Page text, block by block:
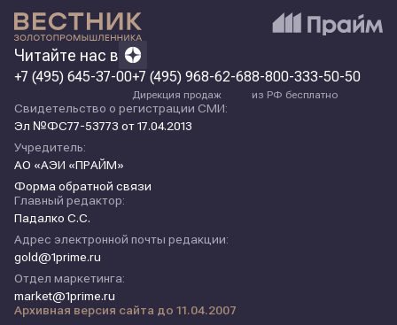
Читайте нас в
+7 (495) 645-37-00+7 (495) 968-62-68
Дирекция продаж
8-800-333-50-50
из РФ бесплатно
Свидетельство о регистрации СМИ:
Эл №ФС77-53773 от 17.04.2013
Учредитель:
АО «АЭИ «ПРАЙМ»
Форма обратной связи
Главный редактор:
Падалко С.С.
Адрес электронной почты редакции:
gold@1prime.ru
Отдел маркетинга:
market@1prime.ru
Архивная версия сайта до 11.04.2007